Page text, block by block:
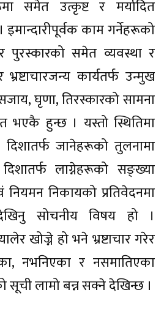
समेत उत्कृष्ट र मर्यादित
काम गर्नेहरूको
पुरस्कारको समेत व्यवस्था र
कार्यतर्फ उन्मुख
घृणा, तिरस्कारको सामना
भएकै हुन्छ । यस्तो स्थितिमा
दिशातर्फ जानेहरूको तुलनामा
लाग्नेहरूको सङ्ख्या
निकायको प्रतिवेदनमा
सोचनीय विषय हो ।
खोज्ने हो भने भ्रष्टाचार गरेर
नभनिएका र नसमातिएका
सूची लामो बन्न सक्ने देखिन्छ ।